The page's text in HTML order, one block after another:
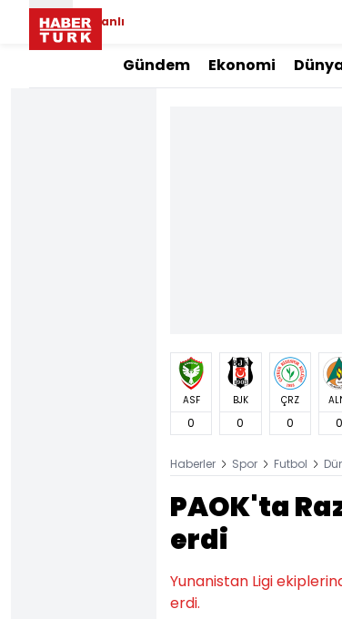
Canlı
Gündem Ekonomi
ASF
0
BJK
0
ÇRZ
0 0
Haberler Spor Futbol
PAOK'ta
erdi
Yunanistan Ligi
erdi.